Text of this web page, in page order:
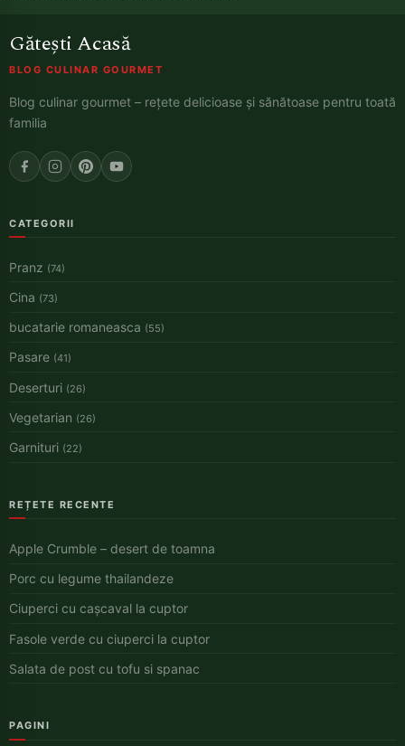
Gătești Acasă
BLOG CULINAR GOURMET
Blog culinar gourmet – rețete delicioase și sănătoase pentru toată
familia
CATEGORII
Pranz (74)
Cina (73)
bucatarie romaneasca (55)
Pasare (41)
Deserturi (26)
Vegetarian (26)
Garnituri (22)
REȚETE RECENTE
Apple Crumble – desert de toamna
Porc cu legume thailandeze
Ciuperci cu cașcaval la cuptor
Fasole verde cu ciuperci la cuptor
Salata de post cu tofu si spanac
PAGINI